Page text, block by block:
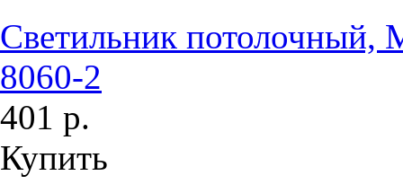
Светильник потолочный,
8060-2
401 р.
Купить